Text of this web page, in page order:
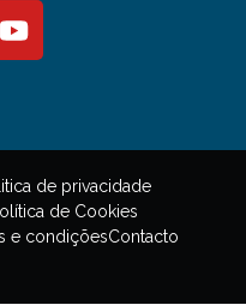
de privacidade
de Cookies
e condiçõesContacto